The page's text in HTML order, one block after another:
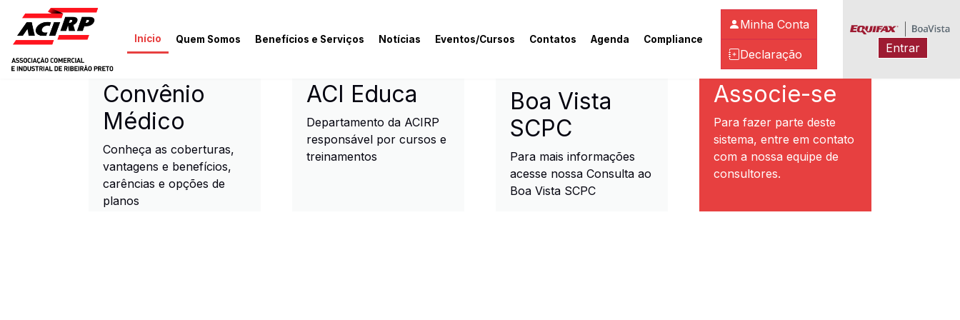
Pular para o conteúdo principal
Início Quem Somos Benefícios e Serviços Notícias Eventos/Cursos Contatos Agenda Compliance
Minha Conta
Declaração Entrar
ACIRP - Associação Comercial e Industrial de Ribeirão Preto
Convênio
Médico
Conheça as coberturas,
vantagens e benefícios,
carências e opções de
planos
ACI Educa
Departamento da ACIRP
responsável por cursos e
treinamentos
Boa Vista
SCPC
Para mais informações
acesse nossa Consulta ao
Boa Vista SCPC
Associe-se
Para fazer parte deste
sistema, entre em contato
com a nossa equipe de
consultores.